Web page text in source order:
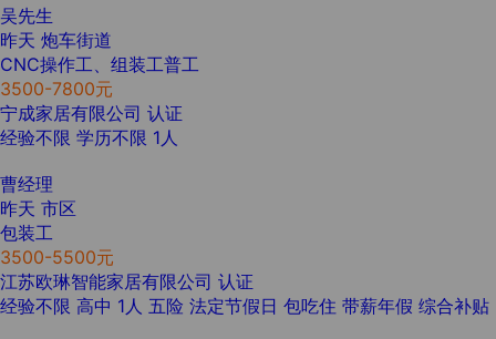
吴先生
昨天 炮车街道
CNC操作工、组装工普工
3500-7800元
宁成家居有限公司 认证
经验不限 学历不限 1人
曹经理
昨天 市区
包装工
3500-5500元
江苏欧琳智能家居有限公司 认证
经验不限 高中 1人 五险 法定节假日 包吃住 带薪年假 综合补贴